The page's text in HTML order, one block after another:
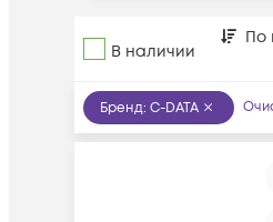
В наличии
По
Бренд: C-DATA